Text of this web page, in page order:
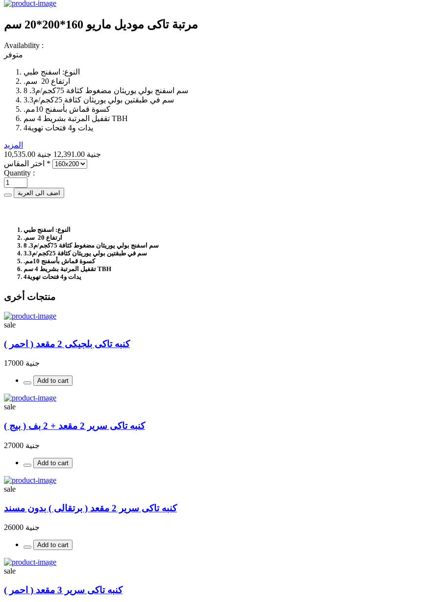
مرتبة تاكى موديل ماريو 160*200*20 سم
Availability :
متوفر
النوع:‏ اسفنج طبي
ارتفاع 20 سم‏.‏
8 سم اسفنج بولي يوريثان مضغوط كثافة 75كجم/م3‏.‏
3سم في طبقتين بولي يوريثان كثافة 25كجم/م3‏.‏
كسوة قماش بأسفنج 10مم‏.‏
تقفيل المرتبة بشريط 4 سم TBH
4يدات و4 فتحات تهوية
المزيد
10,535.00 جنية 12,391.00 جنية
*
Quantity :
اضف الى العربة
النوع:‏ اسفنج طبي
ارتفاع 20 سم‏.‏
8 سم اسفنج بولي يوريثان مضغوط كثافة 75كجم/م3‏.‏
3سم في طبقتين بولي يوريثان كثافة 25كجم/م3‏.‏
كسوة قماش بأسفنج 10مم‏.‏
تقفيل المرتبة بشريط 4 سم TBH
4يدات و4 فتحات تهوية
منتجات أخرى
sale
كنبه تاكى بلجيكى 2 مقعد ( احمر )
جنية 17000
Add to cart
sale
كنبه تاكى سرير 2 مقعد + 2 بف ( بيج )
جنية 27000
Add to cart
sale
كنبه تاكى سرير 2 مقعد ( برتقالى ) بدون مسند
جنية 26000
Add to cart
sale
كنبه تاكى سرير 3 مقعد ( احمر )